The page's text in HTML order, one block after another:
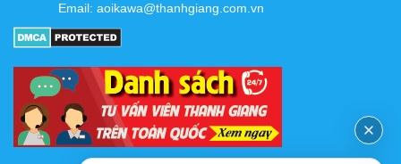
Email: aoikawa@thanhgiang.com.vn